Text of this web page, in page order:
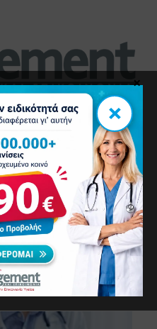
Γιατροί κατά ΕΟΠΥΥ για το
×
×